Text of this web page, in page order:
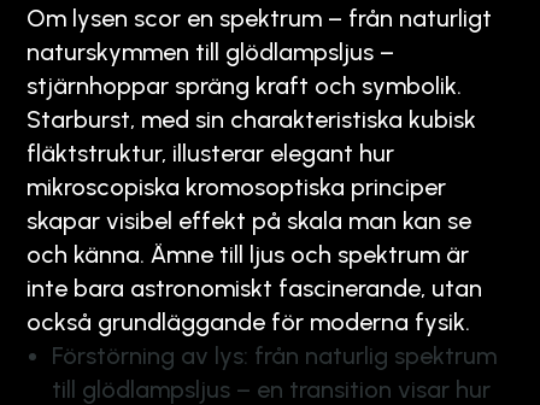
Om lysen scor en spektrum – från naturligt
naturskymmen till glödlampsljus –
stjärnhoppar spräng kraft och symbolik.
Starburst, med sin charakteristiska kubisk
fläktstruktur, illusterar elegant hur
mikroscopiska kromosoptiska principer
skapar visibel effekt på skala man kan se
och känna. Ämne till ljus och spektrum är
inte bara astronomiskt fascinerande, utan
också grundläggande för moderna fysik.
Förstörning av lys: från naturlig spektrum
till glödlampsljus – en transition visar hur